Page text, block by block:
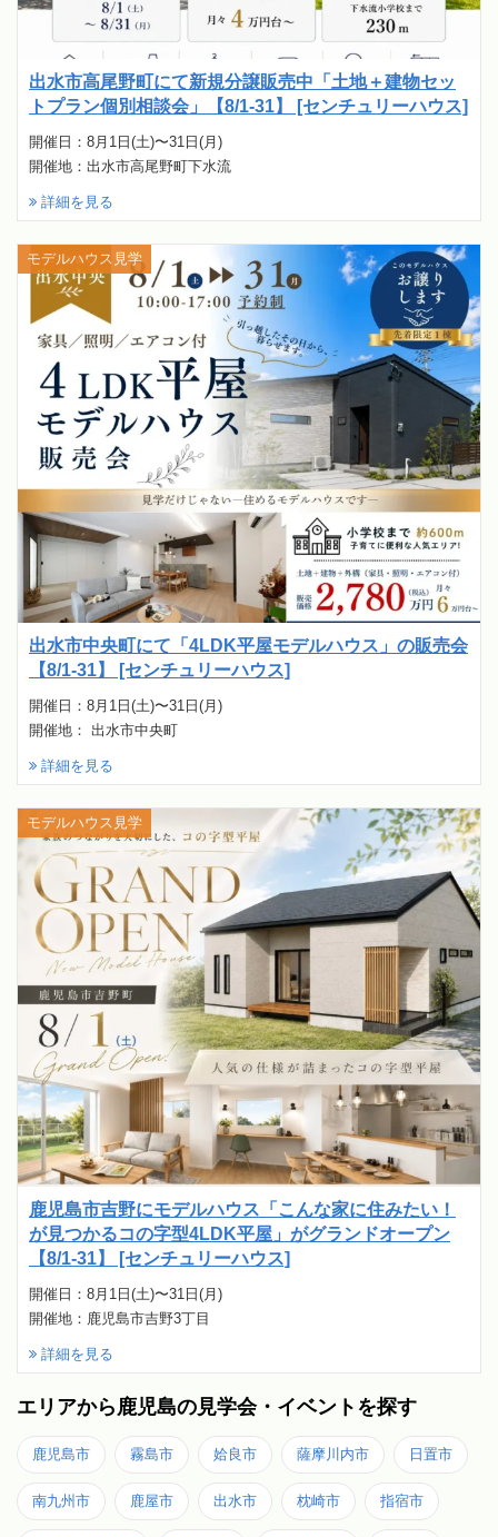
出水市高尾野町にて新規分譲販売中「土地＋建物セッ
トプラン個別相談会」【8/1-31】 [センチュリーハウス]
開催日：8月1日(土)〜31日(月)
開催地：出水市高尾野町下水流
詳細を見る
出水市中央町にて「4LDK平屋モデルハウス」の販売会
【8/1-31】 [センチュリーハウス]
開催日：8月1日(土)〜31日(月)
開催地： 出水市中央町
詳細を見る
モデルハウス見学
鹿児島市吉野にモデルハウス「こんな家に住みたい！
が見つかるコの字型4LDK平屋」がグランドオープン
【8/1-31】 [センチュリーハウス]
開催日：8月1日(土)〜31日(月)
開催地：鹿児島市吉野3丁目
詳細を見る
モデルハウス見学
エリアから鹿児島の見学会・イベントを探す
鹿児島市 霧島市 姶良市 薩摩川内市 日置市
南九州市 鹿屋市 出水市 枕崎市 指宿市